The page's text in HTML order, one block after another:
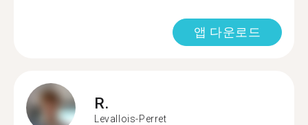
앱 다운로드
R.
Levallois-Perret